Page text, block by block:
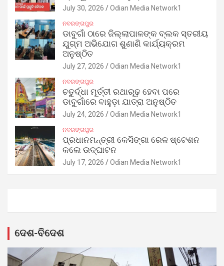
July 30, 2026 Odian Media Network1
ନବରଙ୍ଗପୁର
ଡାବୁଗାଁ ଠାରେ ଜିଲ୍ଲାପାଳଙ୍କ ବ୍ଲକ ସ୍ତରୀୟ
ଯୁଗ୍ମ ଅଭିଯୋଗ ଶୁଣାଣି କାର୍ଯ୍ୟକ୍ରମ
ଅନୁଷ୍ଠିତ
July 27, 2026 Odian Media Network1
ନବରଙ୍ଗପୁର
ଚତୁର୍ଦ୍ଧା ମୂର୍ତ୍ତୀ ରଥାରୂଢ଼ ହେବା ପରେ
ଡାବୁଗାଁରେ ବାହୁଡ଼ା ଯାତ୍ରା ଅନୁଷ୍ଠିତ
July 24, 2026 Odian Media Network1
ନବରଙ୍ଗପୁର
ପ୍ରଧାନମନ୍ତ୍ରୀ କେସିଙ୍ଗା ରେଳ ଷ୍ଟେଶନ
କଲେ ଉଦ୍‌ଘାଟନ
July 17, 2026 Odian Media Network1
ଦେଶ-ବିଦେଶ